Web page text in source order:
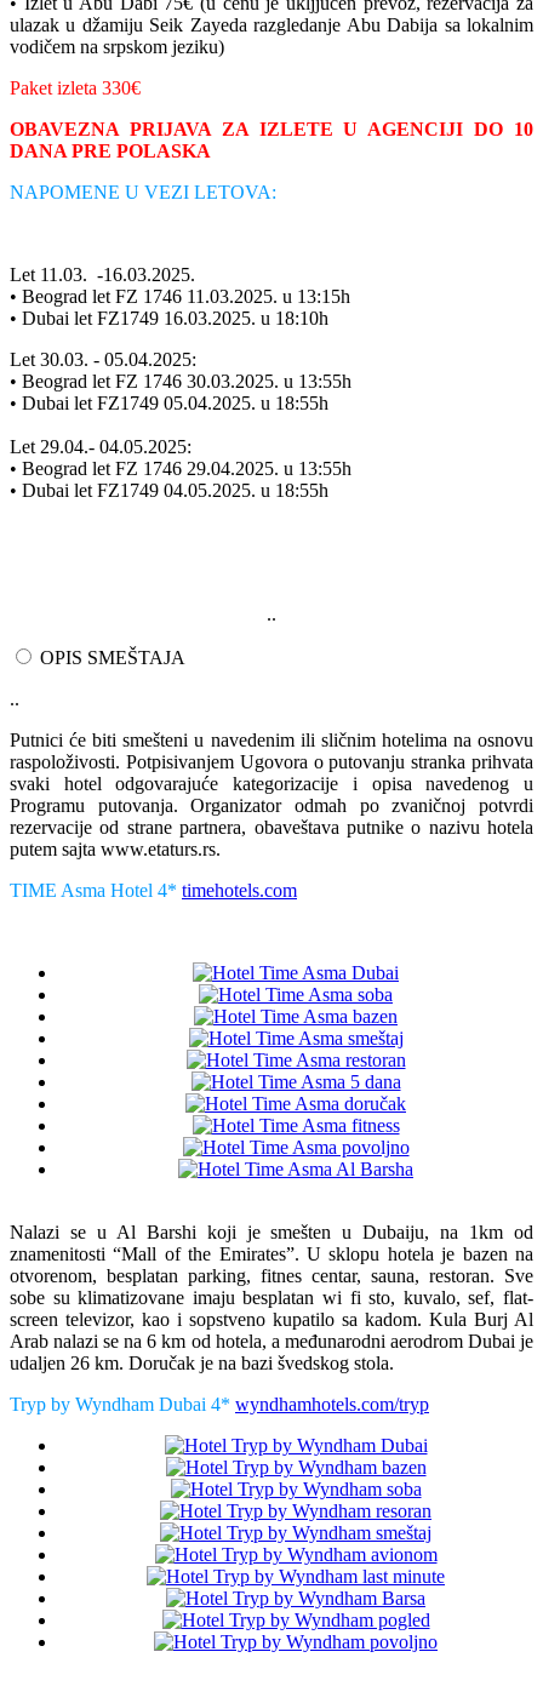
ulazak u džamiju Seik Zayeda razgledanje Abu Dabija sa lokalnim
vodičem na srpskom jeziku)
Paket izleta 330€
OBAVEZNA PRIJAVA ZA IZLETE U AGENCIJI DO 10
DANA PRE POLASKA
NAPOMENE U VEZI LETOVA:
Let 11.03. -16.03.2025.
• Beograd let FZ 1746 11.03.2025. u 13:15h
• Dubai let FZ1749 16.03.2025. u 18:10h
Let 30.03. - 05.04.2025:
• Beograd let FZ 1746 30.03.2025. u 13:55h
• Dubai let FZ1749 05.04.2025. u 18:55h
Let 29.04.- 04.05.2025:
• Beograd let FZ 1746 29.04.2025. u 13:55h
• Dubai let FZ1749 04.05.2025. u 18:55h
..
OPIS SMEŠTAJA
..
Putnici će biti smešteni u navedenim ili sličnim hotelima na osnovu
raspoloživosti. Potpisivanjem Ugovora o putovanju stranka prihvata
svaki hotel odgovarajuće kategorizacije i opisa navedenog u
Programu putovanja. Organizator odmah po zvaničnoj potvrdi
rezervacije od strane partnera, obaveštava putnike o nazivu hotela
putem sajta www.etaturs.rs.
TIME Asma Hotel 4* timehotels.com
Nalazi se u Al Barshi koji je smešten u Dubaiju, na 1km od
znamenitosti “Mall of the Emirates”. U sklopu hotela je bazen na
otvorenom, besplatan parking, fitnes centar, sauna, restoran. Sve
sobe su klimatizovane imaju besplatan wi fi sto, kuvalo, sef, flat-
screen televizor, kao i sopstveno kupatilo sa kadom. Kula Burj Al
Arab nalazi se na 6 km od hotela, a međunarodni aerodrom Dubai je
udaljen 26 km. Doručak je na bazi švedskog stola.
Tryp by Wyndham Dubai 4* wyndhamhotels.com/tryp